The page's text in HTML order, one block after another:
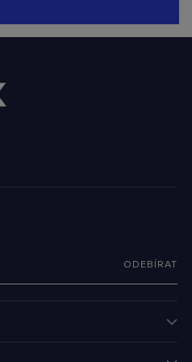
na alergeny.
mohou podpořit imunitu a
pochodu.
ODEBÍRAT